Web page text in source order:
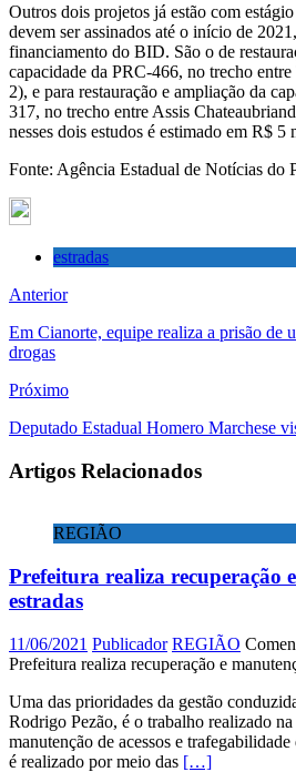
Outros dois projetos já estão com
devem ser assinados até o início de
financiamento do BID. São o de
capacidade da PRC-466, no trecho
2), e para restauração e ampliação da
317, no trecho entre Assis
nesses dois estudos é estimado em R$ 5
Fonte: Agência Estadual de Notícias do
estradas
Anterior
Em Cianorte, equipe realiza a prisão de
drogas
Próximo
Deputado Estadual Homero Marchese
Artigos Relacionados
REGIÃO
Prefeitura realiza recuperação
estradas
11/06/2021 Publicador REGIÃO
Prefeitura realiza recuperação e
Uma das prioridades da gestão
Rodrigo Pezão, é o trabalho realizado na
manutenção de acessos e
é realizado por meio das […]